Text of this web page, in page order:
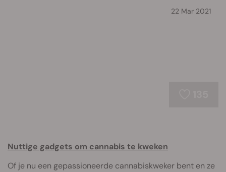
22 Mar 2021
Nuttige gadgets om cannabis te kweken
Of je nu een gepassioneerde cannabiskweker bent en ze